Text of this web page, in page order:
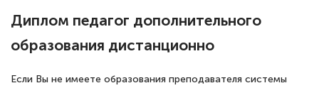
Диплом педагог дополнительного
образования дистанционно
Если Вы не имеете образования преподавателя системы